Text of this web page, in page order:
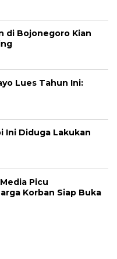
di Bojonegoro Kian
Lues Tahun Ini:
Ini Diduga Lakukan
Picu
Korban Siap Buka